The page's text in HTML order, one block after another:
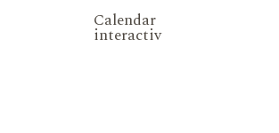
Calendar
interactiv